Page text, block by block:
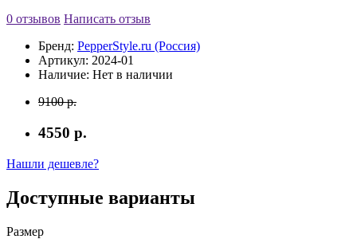
0 отзывов Написать отзыв
Бренд: PepperStyle.ru (Россия)
Артикул: 2024-01
Наличие: Нет в наличии
9100 р.
4550 р.
Нашли дешевле?
Доступные варианты
Размер